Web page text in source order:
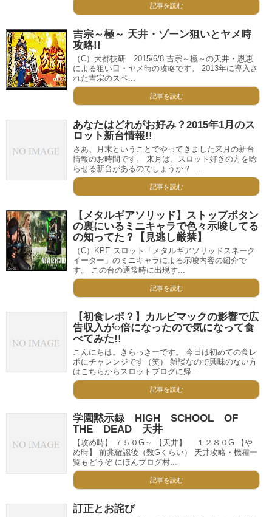
記事を読む
吉宗～極～ 天井・ゾーン狙いとヤメ時
攻略!!
（C）大都技研 2015/6/8 吉宗～極～の天井・恩恵
による狙い目・ヤメ時の攻略です。 2013年に導入さ
れた吉宗のスペ...
記事を読む
あなたはどれがお好み？2015年1月のス
ロット新台情報!!
さあ、月末ということでやってきました来月の新台
情報のお時間です。 来月は、スロット好きの方を唸
らせる新台があるのでしょうか？ ...
記事を読む
【メタルギアソリッド】ストップボタン
の裏にいるミニキャラで色々示唆してる
の知ってた？【見逃し厳禁】
（C）KPE スロット「メタルギアソリッドスネーク
イーター」のミニキャラによる示唆内容の紹介で
す。 この台の通常時に出現す...
記事を読む
【初食レポ？】カルビマックの影響で広
告収入が○倍になったので気になって食
べてみた!!
こんにちは。きらっきーです。 今日は初めての食レ
ポにチャレンジです（笑） 雑談なので興味のない方
はこちらからスロットブログに帰...
記事を読む
学園黙示録 HIGH SCHOOL OF
THE DEAD 天井
【攻め時】 ７５０G～ 【天井】 １２８０G 【や
め時】 前兆確認後（数Gくらい） 天井攻略・機種一
覧もどうぞ にほんブログ村...
記事を読む
訂正とお詫び